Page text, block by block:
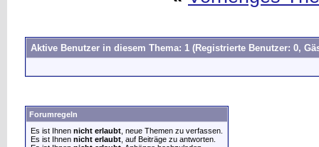
Aktive Benutzer in diesem Thema: 1 (Registrierte Benutzer: 0,
Forumregeln
Es ist Ihnen nicht erlaubt , neue Themen zu verfassen.
Es ist Ihnen nicht erlaubt , auf Beiträge zu antworten.